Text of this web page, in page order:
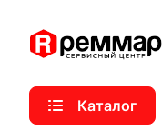
Каталог